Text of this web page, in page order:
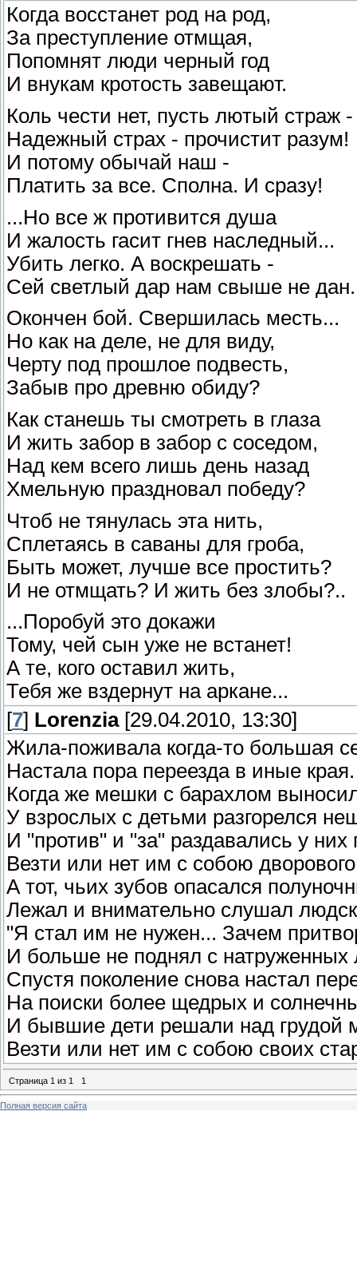
Когда восстанет род на род,
За преступление отмщая,
Попомнят люди черный год
И внукам кротость завещают.
Коль чести нет, пусть лютый страж -
Надежный страх - прочистит разум!
И потому обычай наш -
Платить за все. Сполна. И сразу!
...Но все ж противится душа
И жалость гасит гнев наследный...
Убить легко. А воскрешать -
Сей светлый дар нам свыше не
Окончен бой. Свершилась месть...
Но как на деле, не для виду,
Черту под прошлое подвесть,
Забыв про древню обиду?
Как станешь ты смотреть в глаза
И жить забор в забор с соседом,
Над кем всего лишь день назад
Хмельную праздновал победу?
Чтоб не тянулась эта нить,
Сплетаясь в саваны для гроба,
Быть может, лучше все простить?
И не отмщать? И жить без злобы?..
...Поробуй это докажи
Тому, чей сын уже не встанет!
А те, кого оставил жить,
Тебя же вздернут на аркане...
[7] Lorenzia[29.04.2010, 13:30]
Жила-поживала когда-то большая
Настала пора переезда в иные края.
Когда же мешки с барахлом
У взрослых с детьми разгорелся
И "против" и "за" раздавались у них
Везти или нет им с собою
А тот, чьих зубов опасался
Лежал и внимательно слушал
"Я стал им не нужен... Зачем
И больше не поднял с натруженных
Спустя поколение снова настал
На поиски более щедрых и
И бывшие дети решали над грудой
Везти или нет им с собою своих
Страница 1 из 1 1
Полная версия сайта